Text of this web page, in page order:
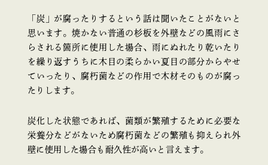
「炭」が腐ったりするという話は聞いたことがないと
思います。焼かない普通の杉板を外壁などの風雨にさ
らされる箇所に使用した場合、雨にぬれたり乾いたり
を繰り返すうちに木目の柔らかい夏目の部分からやせ
ていったり、腐朽菌などの作用で木材そのものが腐っ
たりします。
炭化した状態であれば、菌類が繁殖するために必要な
栄養分などがないため腐朽菌などの繁殖も抑えられ外
壁に使用した場合も耐久性が高いと言えます。